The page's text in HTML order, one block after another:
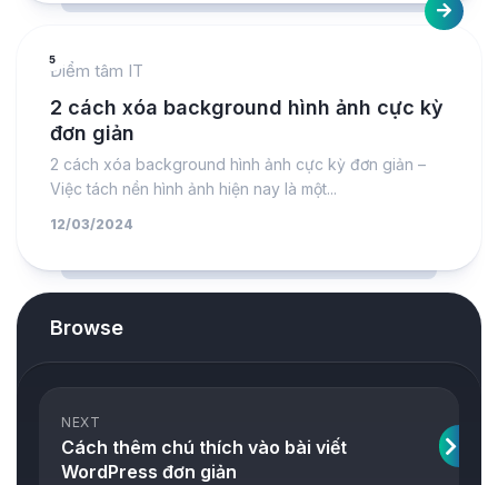
5
Điểm tâm IT
2 cách xóa background hình ảnh cực kỳ
đơn giản
2 cách xóa background hình ảnh cực kỳ đơn giản –
Việc tách nền hình ảnh hiện nay là một...
12/03/2024
Browse
NEXT
Cách thêm chú thích vào bài viết
WordPress đơn giản